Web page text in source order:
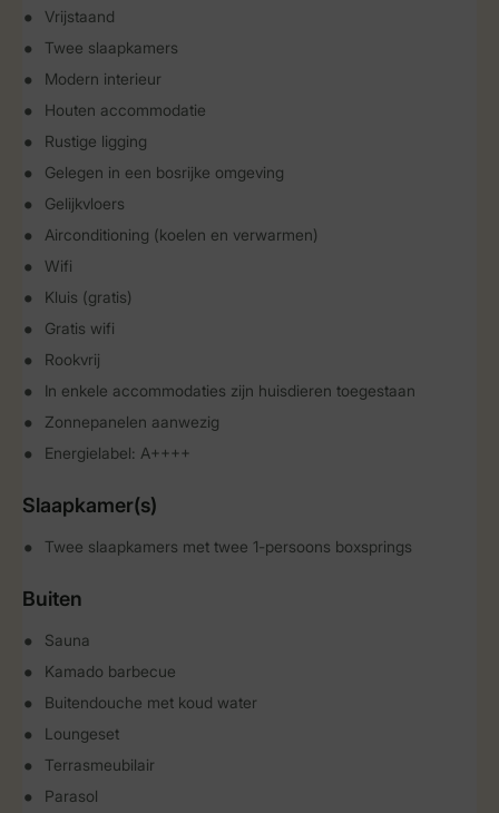
Vrijstaand
Twee slaapkamers
Modern interieur
Houten accommodatie
Rustige ligging
Gelegen in een bosrijke omgeving
Gelijkvloers
Airconditioning (koelen en verwarmen)
Wifi
Kluis (gratis)
Gratis wifi
Rookvrij
In enkele accommodaties zijn huisdieren toegestaan
Zonnepanelen aanwezig
Energielabel: A++++
Slaapkamer(s)
Twee slaapkamers met twee 1-persoons boxsprings
Buiten
Sauna
Kamado barbecue
Buitendouche met koud water
Loungeset
Terrasmeubilair
Parasol